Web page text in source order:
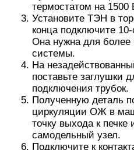
термостатом на 1500
Установите ТЭН в
конца подключите
Она нужна для более
системы.
На
поставьте заглушки
подключения трубок.
Полученную деталь
циркуляции ОЖ в
точку выхода к
самодельный узел.
Подключите к